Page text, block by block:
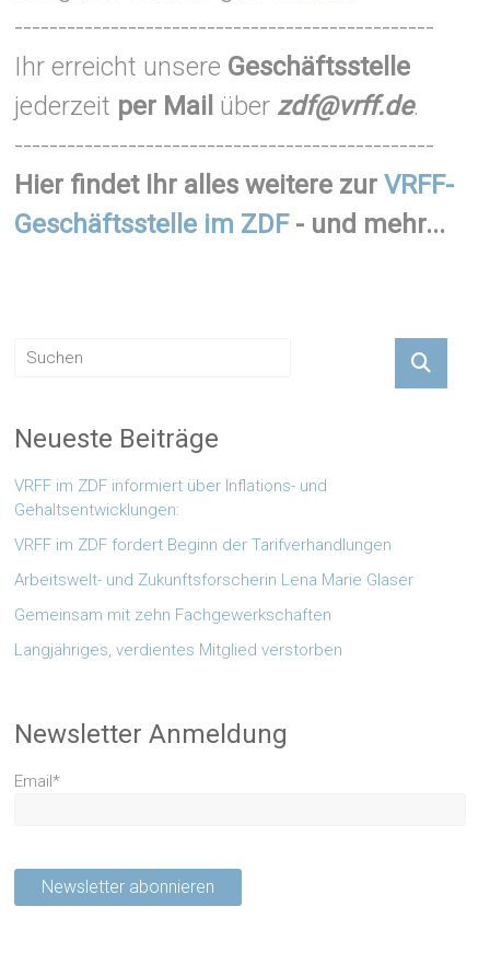
------------------------------------------------
Ihr erreicht unsere Geschäftsstelle
jederzeit per Mail über zdf@vrff.de.
------------------------------------------------
Hier findet Ihr alles weitere zurVRFF-
Geschäftsstelle im ZDF- und mehr...
Neueste Beiträge
VRFF im ZDF informiert über Inflations- und
Gehaltsentwicklungen:
VRFF im ZDF fordert Beginn der Tarifverhandlungen
Arbeitswelt- und Zukunftsforscherin Lena Marie Glaser
Gemeinsam mit zehn Fachgewerkschaften
Langjähriges, verdientes Mitglied verstorben
Newsletter Anmeldung
Email*